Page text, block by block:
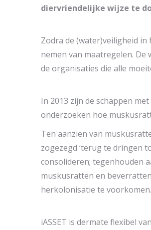
diervriendelijke wijze te
Zodra de (water)veiligheid
nemen van maatregelen.
de organisaties die alle
In 2013 zijn de schappen
onderzoeken hoe
Ten aanzien van
zogezegd ‘terug te dringen
consolideren; tegenhouden
muskusratten en
herkolonisatie te voorkomen.
iASSET is dermate flexibel